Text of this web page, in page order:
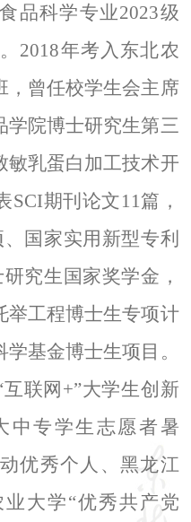
品科学专业2023级
2018年考入东北农
，曾任校学生会主席
学院博士研究生第三
敏乳蛋白加工技术开
SCI期刊论文11篇，
、国家实用新型专利
究生国家奖学金，
举工程博士生专项计
基金博士生项目。
互联网 +”大学生创新
中专学生志愿者暑
优秀个人、黑龙江
业大学“优秀共产党